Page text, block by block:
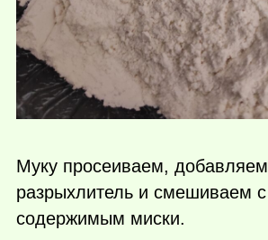
Муку просеиваем, добавляем
разрыхлитель и смешиваем с
содержимым миски.